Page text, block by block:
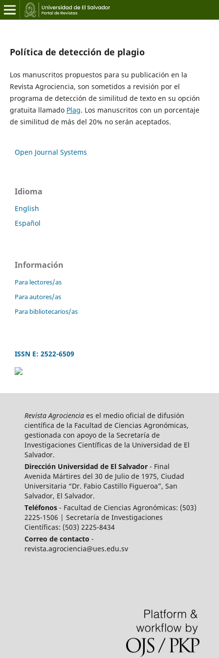
Política de detección de plagio
Los manuscritos propuestos para su publicación en la
Revista Agrociencia, son sometidos a revisión por el
programa de detección de similitud de texto en su opción
gratuita llamado Plag. Los manuscritos con un porcentaje
de similitud de más del 20% no serán aceptados.
Open Journal Systems
Idioma
English
Español
Información
Para lectores/as
Para autores/as
Para bibliotecarios/as
ISSN E: 2522-6509
Revista Agrocienciaes el medio oficial de difusión
científica de la Facultad de Ciencias Agronómicas,
gestionada con apoyo de la Secretaría de
Investigaciones Científicas de la Universidad de El
Salvador.
Dirección Universidad de El Salvador- Final
Avenida Mártires del 30 de Julio de 1975, Ciudad
Universitaria “Dr. Fabio Castillo Figueroa”, San
Salvador, El Salvador.
Teléfonos- Facultad de Ciencias Agronómicas: (503)
2225-1506 | Secretaría de Investigaciones
Científicas: (503) 2225-8434
Correo de contacto -
revista.agrociencia@ues.edu.sv